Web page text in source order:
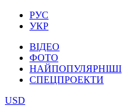
РУС
УКР
ВІДЕО
ФОТО
НАЙПОПУЛЯРНІШІ
СПЕЦПРОЕКТИ
USD